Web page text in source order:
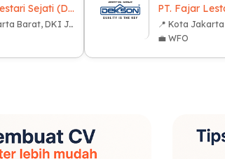
PT. Fajar Lestari Sejati (Dekkson Group)
📍 Kota Jakarta Barat, DKI Jakarta
💼 WFO